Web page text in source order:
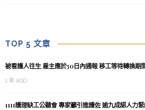
TOP 5 文章
被看護人往生 雇主應於30日內通報 移工等待轉換期
1 年 AGO
1111護理缺工公聽會 專家籲引進護佐 逾九成認人力